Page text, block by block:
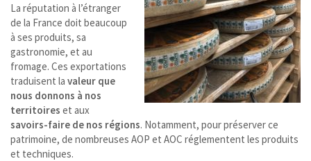
La réputation à l’étranger
de la France doit beaucoup
à ses produits, sa
gastronomie, et au
fromage. Ces exportations
traduisent la valeur que
nous donnons à nos
territoires et aux
savoirs-faire de nos régions. Notamment, pour préserver ce
patrimoine, de nombreuses AOP et AOC réglementent les produits
et techniques.